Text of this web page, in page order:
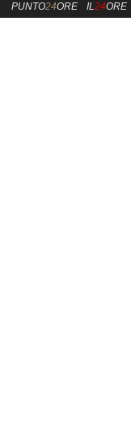
PUNTO24ORE IL24ORE